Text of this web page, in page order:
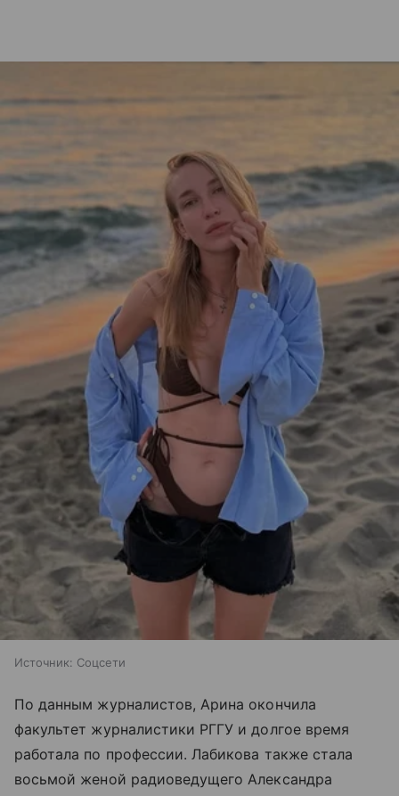
Источник: Соцсети
По данным журналистов, Арина окончила
факультет журналистики РГГУ и долгое время
работала по профессии. Лабикова также стала
восьмой женой радиоведущего Александра